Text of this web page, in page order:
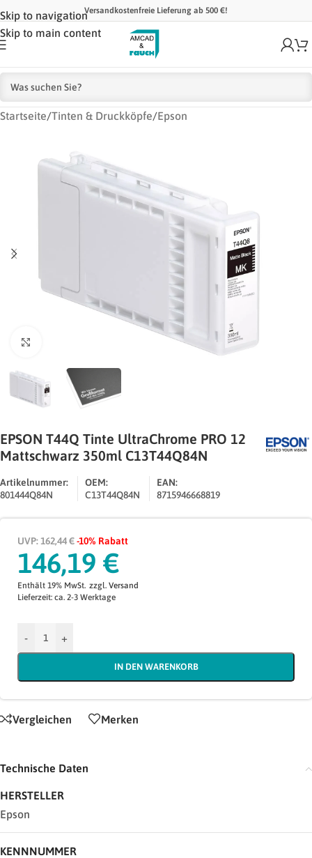
Skip to navigation
Skip to main content
Versandkostenfreie Lieferung ab 500 €!
Startseite/Tinten & Druckköpfe/Epson
EPSON T44Q Tinte UltraChrome PRO 12
Mattschwarz 350ml C13T44Q84N
Artikelnummer:
801444Q84N
OEM:
C13T44Q84N
EAN:
8715946668819
UVP: 162,44 €-10% Rabatt
146,19 €
Enthält 19% MwSt. zzgl. Versand
Lieferzeit: ca. 2-3 Werktage
- +
IN DEN WARENKORB
Vergleichen Merken
Technische Daten
HERSTELLER
Epson
KENNNUMMER